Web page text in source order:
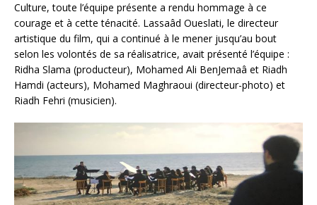
Culture, toute l’équipe présente a rendu hommage à ce
courage et à cette ténacité. Lassaâd Oueslati, le directeur
artistique du film, qui a continué à le mener jusqu’au bout
selon les volontés de sa réalisatrice, avait présenté l’équipe :
Ridha Slama (producteur), Mohamed Ali BenJemaâ et Riadh
Hamdi (acteurs), Mohamed Maghraoui (directeur-photo) et
Riadh Fehri (musicien).